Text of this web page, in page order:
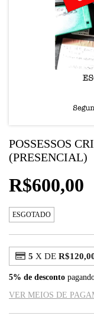
POSSESSOS
(PRESENCIAL)
R$600,00
ESGOTADO
5 X DE
5% de desconto
VER MEIOS DE